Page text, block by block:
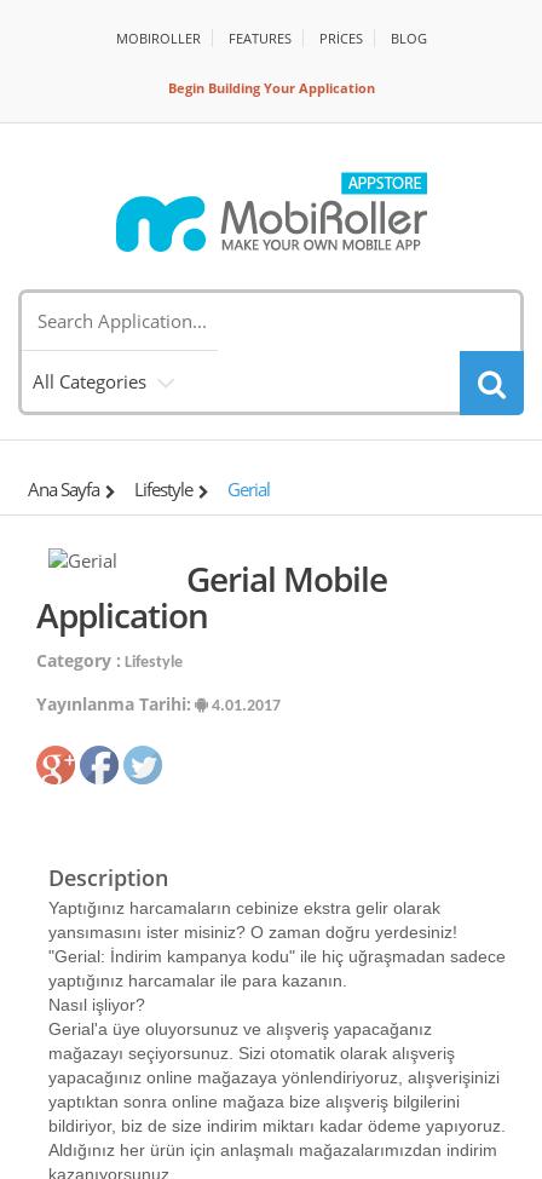
MOBIROLLER FEATURES PRİCES BLOG
Begin Building Your Application
All Categories
Ana Sayfa Lifestyle Gerial
Gerial Mobile
Application
Category : Lifestyle
Yayınlanma Tarihi: 4.01.2017
Description
Yaptığınız harcamaların cebinize ekstra gelir olarak
yansımasını ister misiniz? O zaman doğru yerdesiniz!
"Gerial: İndirim kampanya kodu" ile hiç uğraşmadan sadece
yaptığınız harcamalar ile para kazanın.
Nasıl işliyor?
Gerial'a üye oluyorsunuz ve alışveriş yapacağanız
mağazayı seçiyorsunuz. Sizi otomatik olarak alışveriş
yapacağınız online mağazaya yönlendiriyoruz, alışverişinizi
yaptıktan sonra online mağaza bize alışveriş bilgilerini
bildiriyor, biz de size indirim miktarı kadar ödeme yapıyoruz.
Aldığınız her ürün için anlaşmalı mağazalarımızdan indirim
kazanıyorsunuz.